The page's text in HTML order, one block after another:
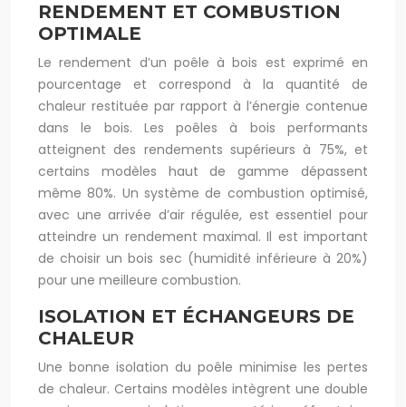
RENDEMENT ET COMBUSTION
OPTIMALE
Le rendement d’un poêle à bois est exprimé en
pourcentage et correspond à la quantité de
chaleur restituée par rapport à l’énergie contenue
dans le bois. Les poêles à bois performants
atteignent des rendements supérieurs à 75%, et
certains modèles haut de gamme dépassent
même 80%. Un système de combustion optimisé,
avec une arrivée d’air régulée, est essentiel pour
atteindre un rendement maximal. Il est important
de choisir un bois sec (humidité inférieure à 20%)
pour une meilleure combustion.
ISOLATION ET ÉCHANGEURS DE
CHALEUR
Une bonne isolation du poêle minimise les pertes
de chaleur. Certains modèles intègrent une double